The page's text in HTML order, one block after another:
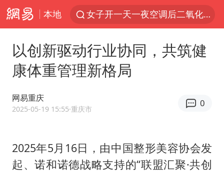
本地
女子开一天一夜空调后二氧化碳中毒
我国货物贸易进出口超30万亿元
王力宏演唱会黄牛带观众藏匿被查获
四川宜宾市高县发生4.9级地震
陕西省委书记赶赴柞水县杏坪镇
以创新驱动行业协同，共筑健
康体重管理新格局
网易重庆
2025-05-19 15:55·重庆市
0
2025年5月16日，由中国整形美容协会发
起、诺和诺德战略支持的“联盟汇聚·共创